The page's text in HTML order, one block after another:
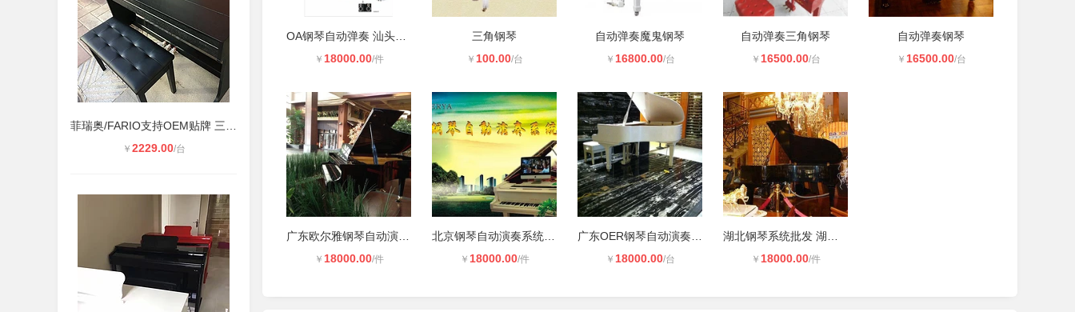
￥ 2229.00/台
OA钢琴自动弹奏 汕头欧尔雅钢琴自动
￥ 18000.00/件
三角钢琴
￥ 100.00/台
自动弹奏魔鬼钢琴
￥ 16800.00/台
自动弹奏三角钢琴
￥ 16500.00/台
自动弹奏钢琴
￥ 16500.00/台
广东欧尔雅钢琴自动演奏系统厂家 系
￥ 18000.00/件
北京钢琴自动演奏系统 有什么地方
￥ 18000.00/件
广东OER钢琴自动演奏系统 演奏效果逼
￥ 18000.00/台
湖北钢琴系统批发 湖北欧尔雅钢琴自
￥ 18000.00/件